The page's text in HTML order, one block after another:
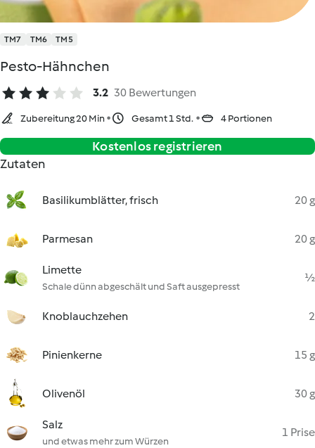
TM7 TM6 TM5
Pesto-Hähnchen
3.2 30 Bewertungen
Zubereitung 20 Min Gesamt 1 Std. 4 Portionen
Kostenlos registrieren
Zutaten
Basilikumblätter, frisch 20 g
Parmesan 20 g
Limette
Schale dünn abgeschält und Saft ausgepresst
½
Knoblauchzehen 2
Pinienkerne 15 g
Olivenöl 30 g
Salz
und etwas mehr zum Würzen
1 Prise